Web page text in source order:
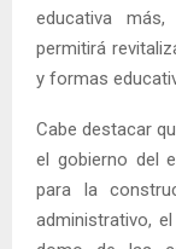
educativa
permitirá
y formas
Cabe destacar
el gobierno del
para la
administrativo,